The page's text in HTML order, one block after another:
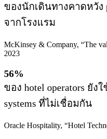
ของนักเดินทางคาดหวัง
จากโรงแรม
McKinsey & Company, “The
2023
56%
ของ hotel operators ยั
systems ที่ไม่เชื่อมกัน
Oracle Hospitality, “Hotel